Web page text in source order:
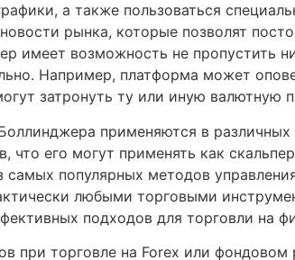
а также пользоваться
рынка, которые позволят
имеет возможность не пропустить
Например, платформа может
затронуть ту или иную валютную
применяются в различных
что его могут применять как
самых популярных методов
любыми торговыми
подходов для торговли на
при торговле на Forex или